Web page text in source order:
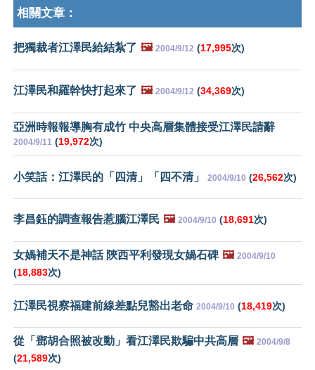
相關文章：
把獨裁者江澤民給結紮了 🖼️ 2004/9/12 (17,995次)
江澤民和羅幹快打起來了 🖼️ 2004/9/12 (34,369次)
亞洲時報報導胸有成竹 中央高層集體接受江澤民請辭
2004/9/11 (19,972次)
小笑話：江澤民的「四清」「四不清」 2004/9/10 (26,562次)
李昌鈺的調查報告惹腦江澤民 🖼️ 2004/9/10 (18,691次)
女媧補天不是神話 陝西平利發現女媧石碑 🖼️ 2004/9/10
(18,883次)
江澤民視察福建前線差點兒豁出老命 2004/9/10 (18,419次)
從「鄧胡合照被改動」看江澤民欺騙中共高層 🖼️ 2004/9/8
(21,589次)